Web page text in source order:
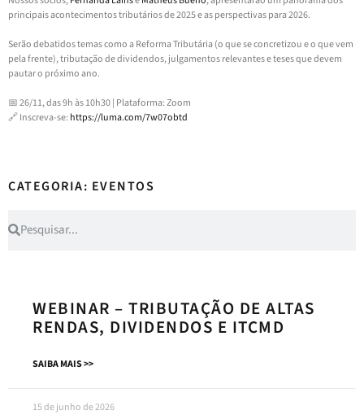
principais acontecimentos tributários de 2025 e as perspectivas para 2026.
Serão debatidos temas como a Reforma Tributária (o que se concretizou e o que vem
pela frente), tributação de dividendos, julgamentos relevantes e teses que devem
pautar o próximo ano.
📅 26/11, das 9h às 10h30 | Plataforma: Zoom
🔗 Inscreva-se: https://luma.com/7w07obtd
CATEGORIA: EVENTOS
WEBINAR – TRIBUTAÇÃO DE ALTAS
RENDAS, DIVIDENDOS E ITCMD
SAIBA MAIS >>
15 de junho de 2026